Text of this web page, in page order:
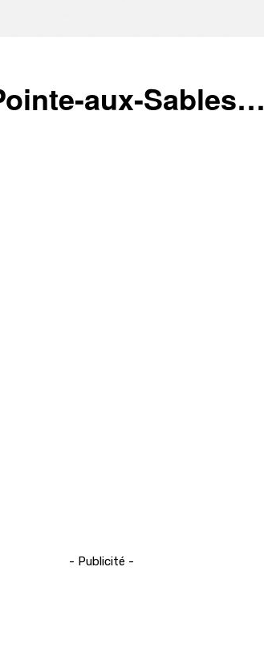
aux-Sables…
- Publicité -